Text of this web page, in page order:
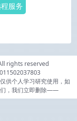
服务
rights reserved
供个人学习研究使用，如
们，我们立即删除——